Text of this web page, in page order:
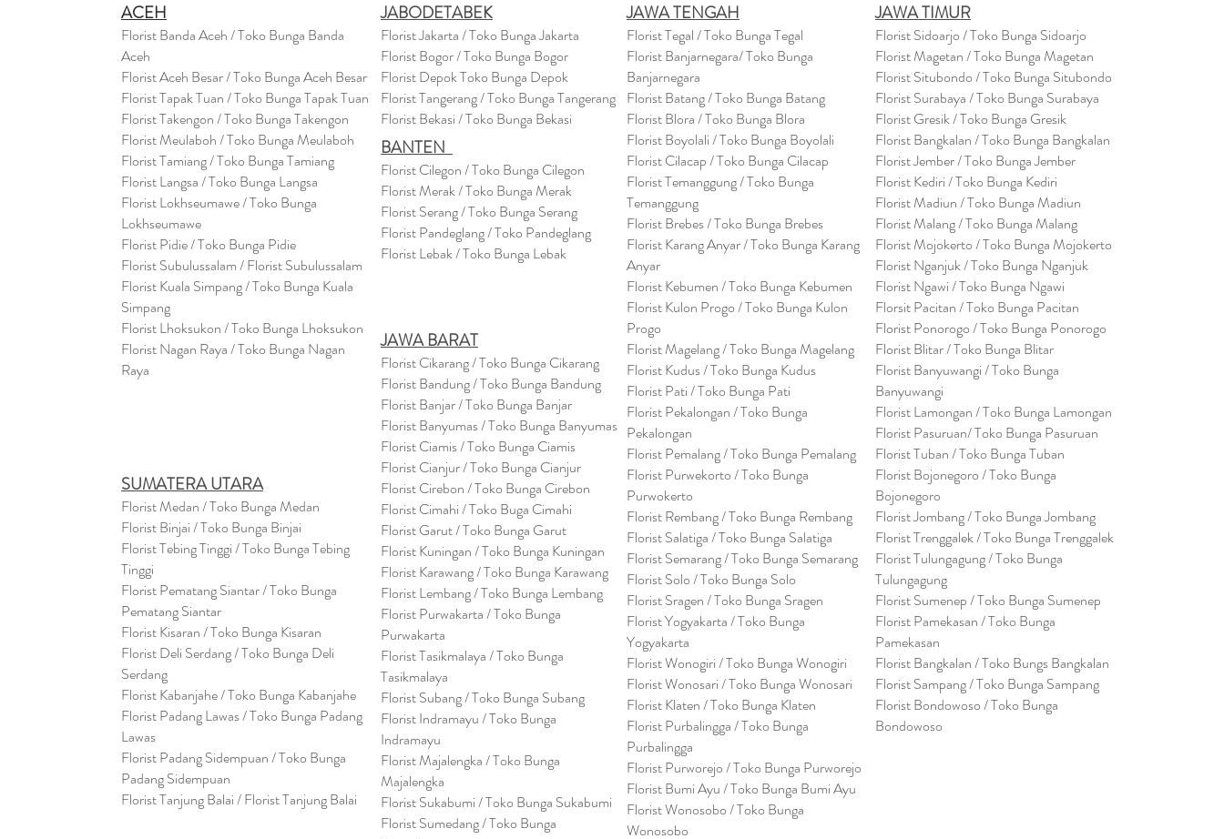
ACEH
Florist Banda Aceh / Toko Bunga Banda
Aceh
Florist Aceh Besar / Toko Bunga Aceh Besar
Florist Tapak Tuan / Toko Bunga Tapak Tuan
Florist Takengon / Toko Bunga Takengon
Florist Meulaboh / Toko Bunga Meulaboh
Florist Tamiang / Toko Bunga Tamiang
Florist Langsa / Toko Bunga Langsa
Florist Lokhseumawe / Toko Bunga
Lokhseumawe
Florist Pidie / Toko Bunga Pidie
Florist Subulussalam / Florist Subulussalam
Florist Kuala Simpang / Toko Bunga Kuala
Simpang
Florist Lhoksukon / Toko Bunga Lhoksukon
Florist Nagan Raya / Toko Bunga Nagan
Raya
SUMATERA UTARA
Florist Medan / Toko Bunga Medan
Florist Binjai / Toko Bunga Binjai
Florist Tebing Tinggi / Toko Bunga Tebing
Tinggi
Florist Pematang Siantar / Toko Bunga
Pematang Siantar
Florist Kisaran / Toko Bunga Kisaran
Florist Deli Serdang / Toko Bunga Deli
Serdang
Florist Kabanjahe / Toko Bunga Kabanjahe
Florist Padang Lawas / Toko Bunga Padang
Lawas
Florist Padang Sidempuan / Toko Bunga
Padang Sidempuan
Florist Tanjung Balai / Florist Tanjung Balai
JABODETABEK
Florist Jakarta / Toko Bunga Jakarta
Florist Bogor / Toko Bunga Bogor
Florist Depok Toko Bunga Depok
Florist Tangerang / Toko Bunga Tangerang
Florist Bekasi / Toko Bunga Bekasi
BANTEN
Florist Cilegon / Toko Bunga Cilegon
Florist Merak / Toko Bunga Merak
Florist Serang / Toko Bunga Serang
Florist Pandeglang / Toko Pandeglang
Florist Lebak / Toko Bunga Lebak
JAWA BARAT
Florist Cikarang/ Toko Bunga Cikarang
Florist Bandung / Toko Bunga Bandung
Florist Banjar / Toko Bunga Banjar
Florist Banyumas / Toko Bunga Banyumas
Florist Ciamis / Toko Bunga Ciamis
Florist Cianjur / Toko Bunga Cianjur
Florist Cirebon / Toko Bunga Cirebon
Florist Cimahi / Toko Buga Cimahi
Florist Garut / Toko Bunga Garut
Florist Kuningan / Toko Bunga Kuningan
Florist Karawang / Toko Bunga Karawang
Florist Lembang / Toko Bunga Lembang
Florist Purwakarta / Toko Bunga
Purwakarta
Florist Tasikmalaya / Toko Bunga
Tasikmalaya
Florist Subang / Toko Bunga Subang
Florist Indramayu / Toko Bunga
Indramayu
Florist Majalengka / Toko Bunga
Majalengka
Florist Sukabumi / Toko Bunga Sukabumi
Florist Sumedang / Toko Bunga
JAWA TENGAH
Florist Tegal / Toko Bunga Tegal
Florist Banjarnegara/ Toko Bunga
Banjarnegara
Florist Batang / Toko Bunga Batang
Florist Blora / Toko Bunga Blora
Florist Boyolali / Toko Bunga Boyolali
Florist Cilacap / Toko Bunga Cilacap
Florist Temanggung / Toko Bunga
Temanggung
Florist Brebes / Toko Bunga Brebes
Florist Karang Anyar / Toko Bunga Karang
Anyar
Florist Kebumen / Toko Bunga Kebumen
Florist Kulon Progo / Toko Bunga Kulon
Progo
Florist Magelang / Toko Bunga Magelang
Florist Kudus / Toko Bunga Kudus
Florist Pati / Toko Bunga Pati
Florist Pekalongan / Toko Bunga
Pekalongan
Florist Pemalang / Toko Bunga Pemalang
Florist Purwekorto / Toko Bunga
Purwokerto
Florist Rembang / Toko Bunga Rembang
Florist Salatiga / Toko Bunga Salatiga
Florist Semarang / Toko Bunga Semarang
Florist Solo / Toko Bunga Solo
Florist Sragen / Toko Bunga Sragen
Florist Yogyakarta / Toko Bunga
Yogyakarta
Florist Wonogiri / Toko Bunga Wonogiri
Florist Wonosari / Toko Bunga Wonosari
Florist Klaten / Toko Bunga Klaten
Florist Purbalingga / Toko Bunga
Purbalingga
Florist Purworejo / Toko Bunga Purworejo
Florist Bumi Ayu / Toko Bunga Bumi Ayu
Florist Wonosobo / Toko Bunga
Wonosobo
JAWA TIMUR
Florist Sidoarjo / Toko Bunga Sidoarjo
Florist Magetan / Toko Bunga Magetan
Florist Situbondo / Toko Bunga Situbondo
Florist Surabaya / Toko Bunga Surabaya
Florist Gresik / Toko Bunga Gresik
FloristBangkalan / Toko Bunga Bangkalan
Florist Jember / Toko Bunga Jember
Florist Kediri / Toko Bunga Kediri
Florist Madiun / Toko Bunga Madiun
Florist Malang / Toko Bunga Malang
Florist Mojokerto / Toko Bunga Mojokerto
Florist Nganjuk / Toko Bunga Nganjuk
Florist Ngawi /Toko Bunga Ngawi
Florsit Pacitan / Toko Bunga Pacitan
Florist Ponorogo / Toko Bunga Ponorogo
Florist Blitar / Toko Bunga Blitar
Florist Banyuwangi / Toko Bunga
Banyuwangi
Florist Lamongan / Toko Bunga Lamongan
Florist Pasuruan/ Toko Bunga Pasuruan
Florist Tuban / Toko Bunga Tuban
Florist Bojonegoro / Toko Bunga
Bojonegoro
Florist Jombang / Toko Bunga Jombang
Florist Trenggalek / Toko Bunga Trenggalek
Florist Tulungagung / Toko Bunga
Tulungagung
Florist Sumenep / Toko Bunga Sumenep
Florist Pamekasan / Toko Bunga
Pamekasan
Florist Bangkalan / Toko Bungs Bangkalan
Florist Sampang / Toko Bunga Sampang
Florist Bondowoso / Toko Bunga
Bondowoso